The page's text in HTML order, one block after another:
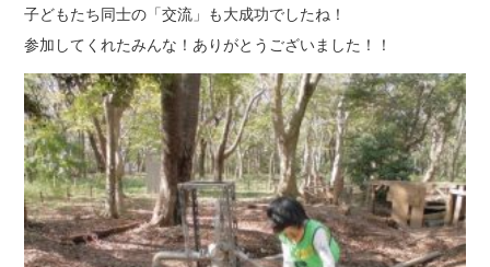
子どもたち同士の「交流」も大成功でしたね！
参加してくれたみんな！ありがとうございました！！